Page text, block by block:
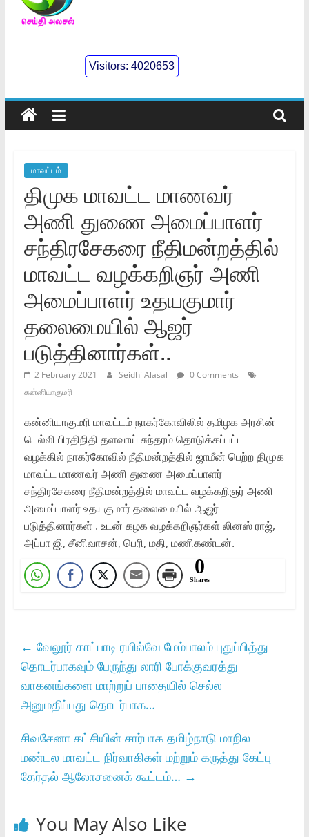
செய்திஅலசல்
Seidhialasal
Tamil
Online
Visitors:4020653
மாவட்டம்
திமுக மாவட்ட மாணவர்
அணி துணை அமைப்பாளர்
சந்திரசேகரை நீதிமன்றத்தில்
மாவட்ட வழக்கறிஞர் அணி
அமைப்பாளர் உதயகுமார்
தலைமையில் ஆஜர்
படுத்தினார்கள்..
2 February 2021 Seidhi Alasal
0 Comments
கன்னியாகுமரி
கன்னியாகுமரி மாவட்டம் நாகர்கோவிலில் தமிழக அரசின்
டெல்லி பிரதிநிதி தளவாய் சுந்தரம் தொடுக்கப்பட்ட
வழக்கில் நாகர்கோவில் நீதிமன்றத்தில் ஜாமீன் பெற்ற திமுக
மாவட்ட மாணவர் அணி துணை அமைப்பாளர்
சந்திரசேகரை நீதிமன்றத்தில் மாவட்ட வழக்கறிஞர் அணி
அமைப்பாளர் உதயகுமார் தலைமையில் ஆஜர்
படுத்தினார்கள் . உடன் கழக வழக்கறிஞர்கள் லினஸ் ராஜ்,
அப்பா ஜி, சீனிவாசன், பெரி, மதி, மணிகண்டன்.
0
Shares
← வேலூர் காட்பாடி ரயில்வே மேம்பாலம் புதுப்பித்து
தொடர்பாகவும் பேருந்து லாரி போக்குவரத்து
வாகனங்களை மாற்றுப் பாதையில் செல்ல
அனுமதிப்பது தொடர்பாக…
சிவசேனா கட்சியின் சார்பாக தமிழ்நாடு மாநில
மண்டல மாவட்ட நிர்வாகிகள் மற்றும் கருத்து கேட்பு
தேர்தல் ஆலோசனைக் கூட்டம்… →
You May Also Like